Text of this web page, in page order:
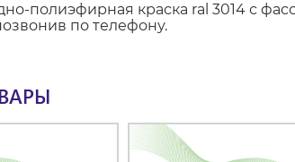
полиэфирная краска ral 3014 с
по телефону.